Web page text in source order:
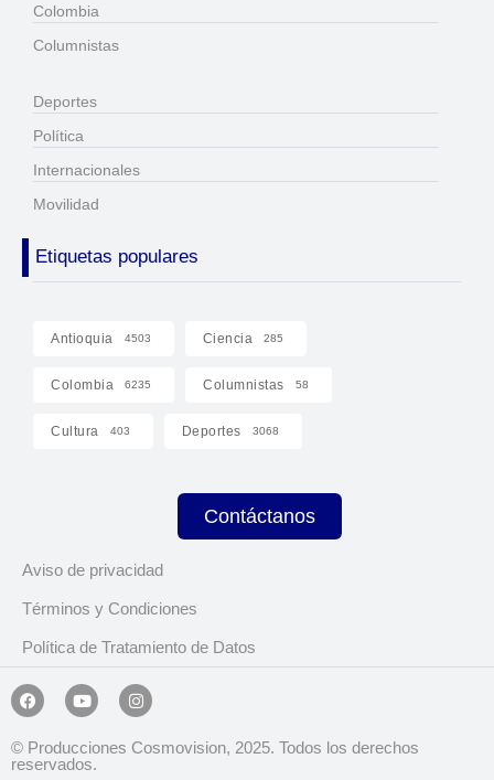
Colombia
Columnistas
Deportes
Política
Internacionales
Movilidad
Etiquetas populares
Antioquia 4503 Ciencia 285
Colombia 6235 Columnistas 58
Cultura 403 Deportes 3068
Contáctanos
Aviso de privacidad
Términos y Condiciones
Política de Tratamiento de Datos
© Producciones Cosmovision, 2025. Todos los derechos
reservados.